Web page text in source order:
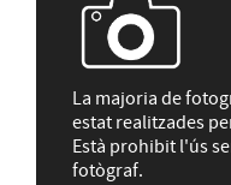
La majoria de
estat realitzades
Està prohibit l'ús
fotògraf.